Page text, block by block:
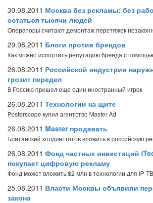
30.08.2011 Москва без рекламы: без
остаться тысячи людей
Операторы считают демонтаж перетяжек
29.08.2011 Блоги против брендов
Как можно испортить репутацию бренда с
26.08.2011 Российской индустрии
грозит передел
В Россию пришел еще один иностранный игрок
26.08.2011 Технологии на щите
Posterscope купил агентство Master Ad
26.08.2011 Master продавать
Британский холдинг готов вложить в российскую
26.08.2011 Фонд частных инвестиций
покупает цифровую рекламу
Фонд может вложить $2 млн в технологии для IP-ТВ
25.08.2011 Власти Москвы объявили
закона